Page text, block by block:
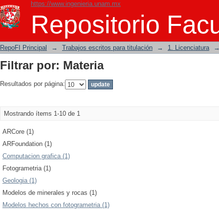
https://www.ingenieria.unam.mx
Repositorio
Filtrar por: Materia
RepoFI Principal → Trabajos escritos para titulación → 1. Licenciatura
Filtrar por: Materia
Resultados por página:
Mostrando ítems 1-10 de 1
ARCore (1)
ARFoundation (1)
Computacion grafica (1)
Fotogrametria (1)
Geologia (1)
Modelos de minerales y rocas (1)
Modelos hechos con fotogrametria (1)